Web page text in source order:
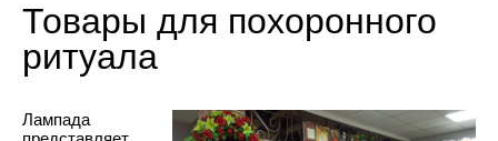
Товары для похоронного
ритуала
Лампада